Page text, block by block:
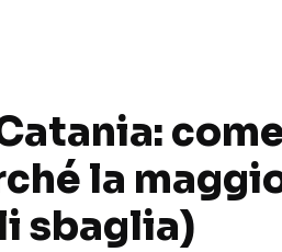
la
sbaglia)